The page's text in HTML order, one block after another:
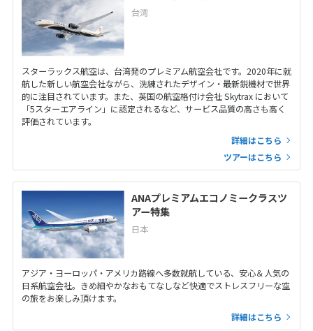
台湾
スターラックス航空は、台湾発のプレミアム航空会社です。2020年に就
航した新しい航空会社ながら、洗練されたデザイン・最新鋭機材で世界
的に注目されています。また、英国の航空格付け会社 Skytrax において
「5スターエアライン」に認定されるなど、サービス品質の高さも高く
評価されています。
詳細はこちら
ツアーはこちら
ANAプレミアムエコノミークラスツ
アー特集
日本
アジア・ヨーロッパ・アメリカ路線へ多数就航している、安心＆人気の
日系航空会社。きめ細やかなおもてなしなど快適でストレスフリーな空
の旅をお楽しみ頂けます。
詳細はこちら